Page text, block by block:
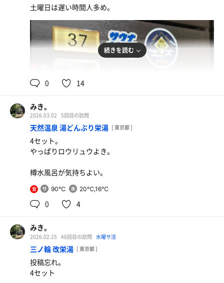
土曜日は遅い時間人多め。
続きを読む
0 14
みき。
2026.03.02 5回目の訪問
天然温泉 湯どんぶり栄湯 [ 東京都 ]
4セット。
やっぱりロウリュウよき。
樽水風呂が気持ちよい。
女 90℃ 20℃,16℃
0 4
みき。
2026.02.25 48回目の訪問 水曜サ活
三ノ輪 改栄湯 [ 東京都 ]
投稿忘れ。
4セット